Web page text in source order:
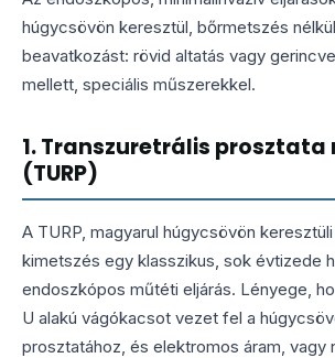
húgycsövön keresztül, bőrmetszés
beavatkozást: rövid altatás vagy
mellett, speciális műszerekkel.
1. Transzuretrális prosztata
(TURP)
A TURP, magyarul húgycsövön
kimetszés egy klasszikus, sok évtizede
endoszkópos műtéti eljárás. Lényege,
U alakú vágókacsot vezet fel a
prosztatához, és elektromos áram, vagy